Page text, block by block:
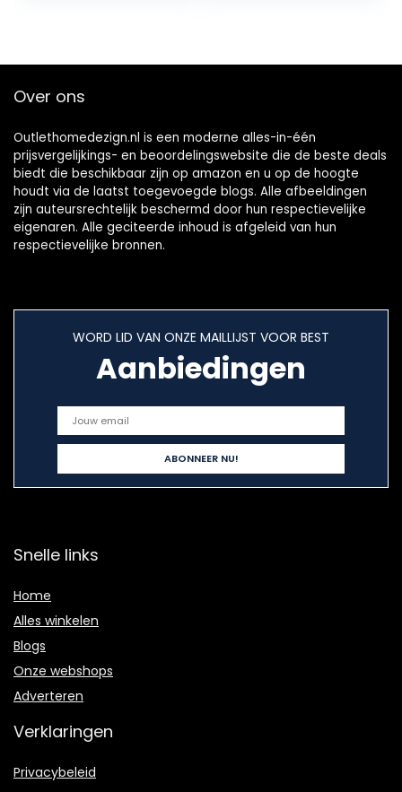
Over ons
Outlethomedezign.nl is een moderne alles-in-één
prijsvergelijkings- en beoordelingswebsite die de beste deals
biedt die beschikbaar zijn op amazon en u op de hoogte
houdt via de laatst toegevoegde blogs. Alle afbeeldingen
zijn auteursrechtelijk beschermd door hun respectievelijke
eigenaren. Alle geciteerde inhoud is afgeleid van hun
respectievelijke bronnen.
WORD LID VAN ONZE MAILLIJST VOOR BEST
Aanbiedingen
Snelle links
Home
Alles winkelen
Blogs
Onze webshops
Adverteren
Verklaringen
Privacybeleid